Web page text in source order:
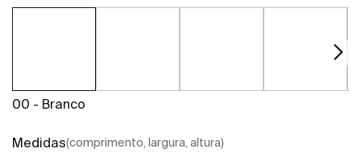
00 - Branco
Medidas(comprimento, largura, altura)